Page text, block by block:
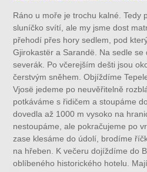
Ráno u moře je trochu kalné. Tedy
sluníčko svítí, ale my jsme dost
přehodí přes hory sedlem, pod
Gjirokastër a Sarandë. Na sedle se
severák. Po včerejším dešti jsou
čerstvým sněhem. Objíždíme
Vjosë jedeme po neuvěřitelně
potkáváme s řidičem a stoupáme
dovedla až 1000 m vysoko na
nestoupáme, ale pokračujeme po
zase klesáme do údolí, brodíme
na hřeben. K večeru dojíždíme do
oblíbeného historického hotelu.